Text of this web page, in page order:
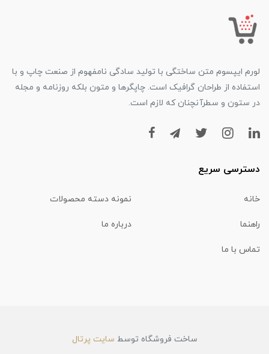
لورم ایپسوم متن ساختگی با تولید سادگی نامفهوم از صنعت چاپ و با
استفاده از طراحان گرافیک است. چاپگرها و متون بلکه روزنامه و مجله
در ستون و سطرآنچنان که لازم است.
دسترسی سریع
خانه نمونه دسته محصولات
راهنما درباره ما
تماس با ما
ساخت فروشگاه توسط سایت پرتال